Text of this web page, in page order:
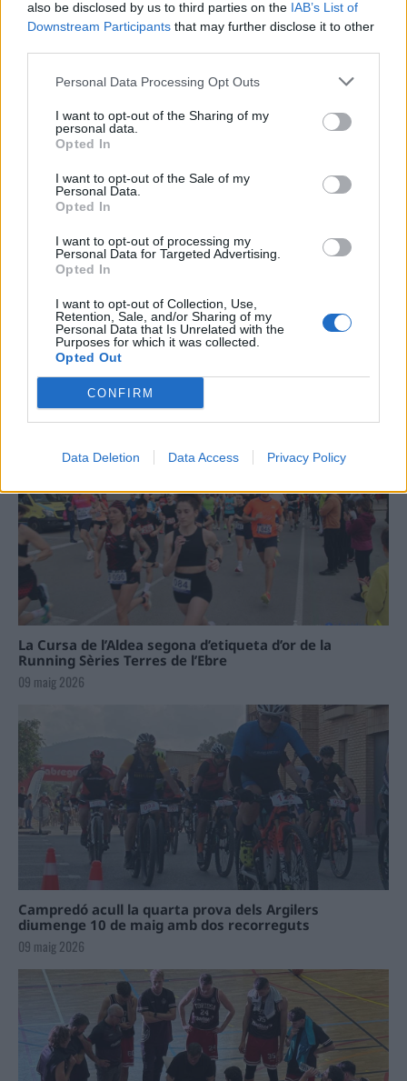
also be disclosed by us to third parties on the IAB’s List of
Downstream Participants that may further disclose it to other
Personal Data Processing Opt Outs
I want to opt-out of the Sharing of my
personal data.
Opted In
I want to opt-out of the Sale of my
Personal Data.
Opted In
I want to opt-out of processing my
Personal Data for Targeted Advertising.
Opted In
I want to opt-out of Collection, Use,
Retention, Sale, and/or Sharing of my
Personal Data that Is Unrelated with the
Purposes for which it was collected.
Opted Out
CONFIRM
Data Deletion Data Access Privacy Policy
Els vestits de paper guanyen força
enguany amb més modistes i gairebé
“L’eclipsi serà una oportunitat també
per a gaudir de les Festes Majors
31 de juliol de 2026
Festes
31 de juliol de 2026
Carrega més
La Cursa de l’Aldea segona d’etiqueta d’or de la
Running Sèries Terres de l’Ebre
09 maig 2026
Campredó acull la quarta prova dels Argilers
diumenge 10 de maig amb dos recorreguts
09 maig 2026